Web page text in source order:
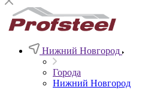
Нижний Новгород
Города
Нижний Новгород